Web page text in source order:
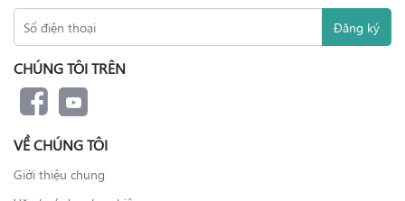
CHÚNG TÔI TRÊN
VỀ CHÚNG TÔI
Giới thiệu chung